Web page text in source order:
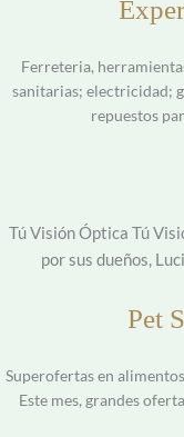
Ferreteria,
sanitarias; electricidad;
repuestos
Tú Visión Óptica Tú
por sus dueños,
Pet
Superofertas en
Este mes, grandes